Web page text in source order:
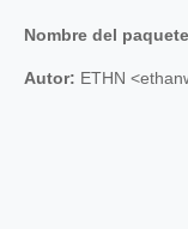
Nombre del
Autor: ETHN